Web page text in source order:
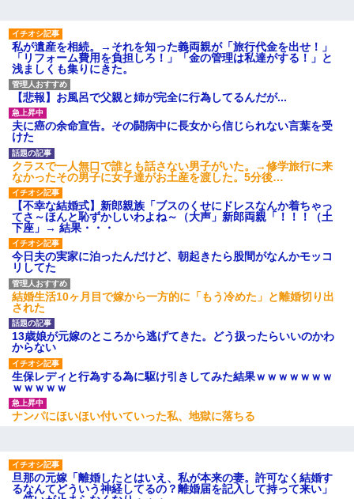
私が遺産を相続。→それを知った義両親が「旅行代金を出せ！」
「リフォーム費用を負担しろ！」「金の管理は私達がする！」と
浅ましくも集りにきた。
【悲報】お風呂で父親と姉が完全に行為してるんだが...
夫に癌の余命宣告。その闘病中に長女から信じられない言葉を受
けた
クラスで一人無口で誰とも話さない男子がいた。→修学旅行に来
なかったその男子に女子達がお土産を渡した。5分後…
【不幸な結婚式】新郎親族「ブスのくせにドレスなんか着ちゃっ
てさ～ほんと恥ずかしいわよね～（大声」新郎両親「！！！（土
下座」→ 結果・・・
今日夫の実家に泊ったんだけど、朝起きたら股間がなんかモッコ
リしてた
結婚生活10ヶ月目で嫁から一方的に「もう冷めた」と離婚切り出
された
13歳娘が元嫁のところから逃げてきた。どう扱ったらいいのかわ
からない
生保レディと行為する為に駆け引きしてみた結果ｗｗｗｗｗｗｗ
ｗｗｗｗｗ
ナンパにほいほい付いていった私、地獄に落ちる
旦那の元嫁「離婚したとはいえ、私が本来の妻。許可なく結婚す
るなんてどういう神経してるの？離婚届を記入して持って来い」